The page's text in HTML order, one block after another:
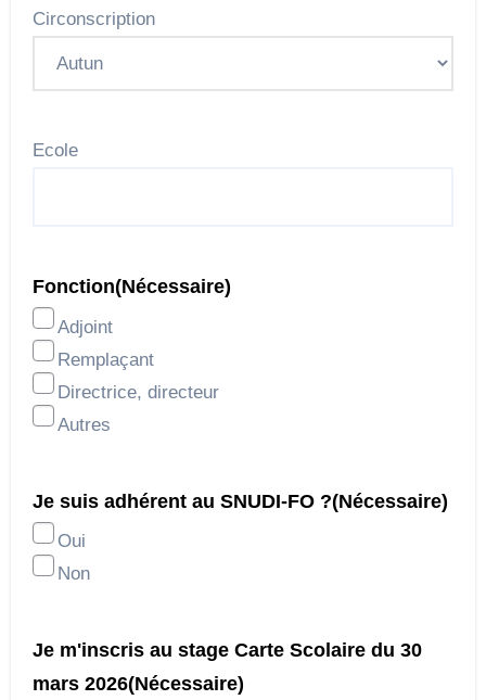
Circonscription
Ecole
Fonction(Nécessaire)
Adjoint
Remplaçant
Directrice, directeur
Autres
Je suis adhérent au SNUDI-FO ?(Nécessaire)
Oui
Non
Je m'inscris au stage Carte Scolaire du 30
mars 2026(Nécessaire)